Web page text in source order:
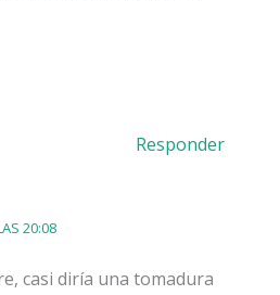
Responder
20:08
casi diría una tomadura